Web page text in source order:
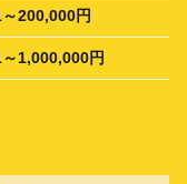
200,000円
1,000,000円